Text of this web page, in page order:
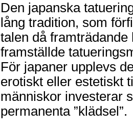
Den japanska
lång tradition, som
talen då
framställde
För japaner upplevs
erotiskt eller estetiskt
människor investerar
permanenta ”klädsel”.